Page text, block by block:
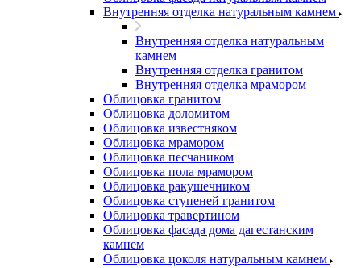
Внутренняя отделка натуральным камнем
Внутренняя отделка натуральным
камнем
Внутренняя отделка гранитом
Внутренняя отделка мрамором
Облицовка гранитом
Облицовка доломитом
Облицовка известняком
Облицовка мрамором
Облицовка песчаником
Облицовка пола мрамором
Облицовка ракушечником
Облицовка ступеней гранитом
Облицовка травертином
Облицовка фасада дома дагестанским
камнем
Облицовка цоколя натуральным камнем